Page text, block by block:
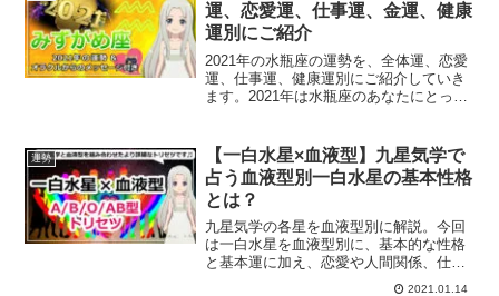
運、恋愛運、仕事運、金運、健康
運別にご紹介
2021年の水瓶座の運勢を、全体運、恋愛
運、仕事運、健康運別にご紹介していき
ます。2021年は水瓶座のあなたにとって
運勢
【一白水星×血液型】九星気学で
占う血液型別一白水星の基本性格
とは？
九星気学の各星を血液型別に解説。今回
は一白水星を血液型別に、基本的な性格
と基本運に加え、恋愛や人間関係、仕事
やお金関連、開運のポイントや相性など
2021.01.14